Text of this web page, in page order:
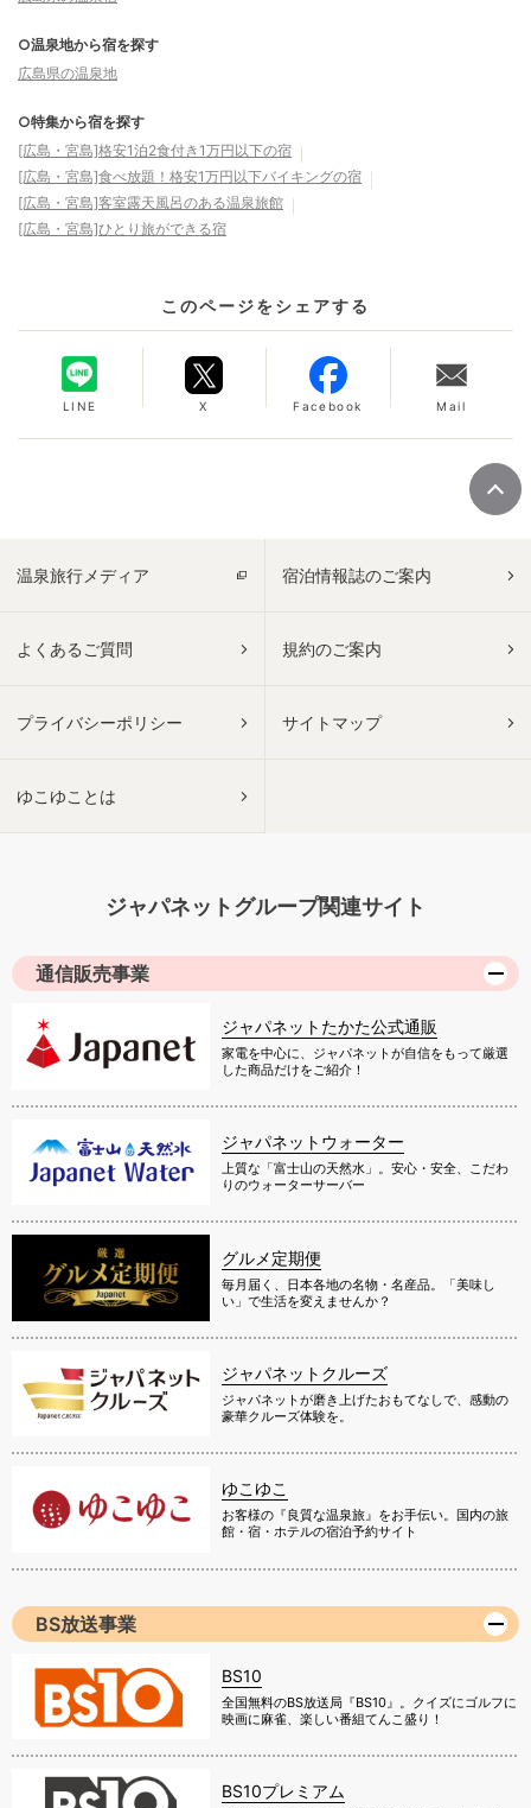
○温泉地から宿を探す
広島県の温泉地
○特集から宿を探す
[広島・宮島]格安1泊2食付き1万円以下の宿
[広島・宮島]食べ放題！格安1万円以下バイキングの宿
[広島・宮島]客室露天風呂のある温泉旅館
[広島・宮島]ひとり旅ができる宿
このページをシェアする
LINE X Facebook Mail
温泉旅行メディア 宿泊情報誌のご案内
よくあるご質問 規約のご案内
プライバシーポリシー サイトマップ
ゆこゆことは
ジャパネットグループ関連サイト
通信販売事業
ジャパネットたかた公式通販
家電を中心に、ジャパネットが自信をもって厳選
した商品だけをご紹介！
ジャパネットウォーター
上質な「富士山の天然水」。安心・安全、こだわ
りのウォーターサーバー
グルメ定期便
毎月届く、日本各地の名物・名産品。「美味し
い」で生活を変えませんか？
ジャパネットクルーズ
ジャパネットが磨き上げたおもてなしで、感動の
豪華クルーズ体験を。
ゆこゆこ
お客様の『良質な温泉旅』をお手伝い。国内の旅
館・宿・ホテルの宿泊予約サイト
BS放送事業
BS10
全国無料のBS放送局『BS10』。クイズにゴルフに
映画に麻雀、楽しい番組てんこ盛り！
BS10プレミアム